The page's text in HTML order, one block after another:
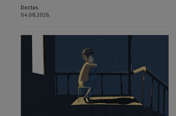
Doctus
04.08.2026.